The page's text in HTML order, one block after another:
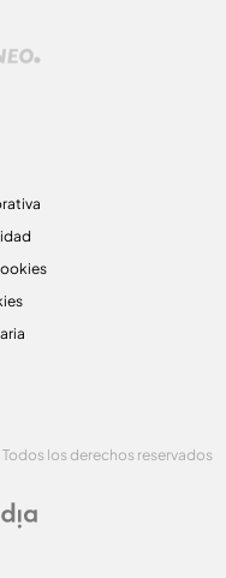
los derechos reservados